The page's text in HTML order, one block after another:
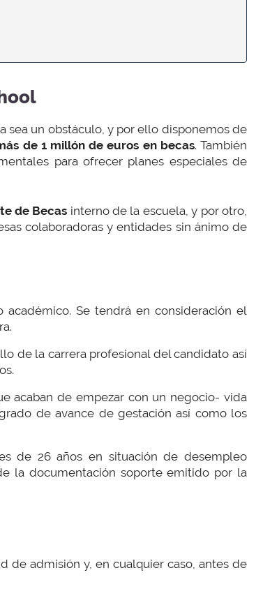
un obstáculo, y por ello disponemos de
de 1 millón de euros en becas. También
para ofrecer planes especiales de
de Becas interno de la escuela, y por otro,
colaboradoras y entidades sin ánimo de
académico. Se tendrá en consideración el
de la carrera profesional del candidato así
acaban de empezar con un negocio- vida
de avance de gestación así como los
de 26 años en situación de desempleo
la documentación soporte emitido por la
de admisión y, en cualquier caso, antes de